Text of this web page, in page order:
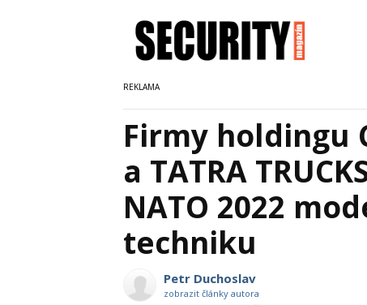
Firmy holdingu
a TATRA
NATO 2022
techniku
Petr Duchoslav
zobrazit články autora